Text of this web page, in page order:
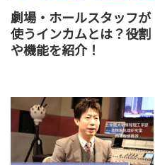
劇場・ホールスタッフが
使うインカムとは？役割
や機能を紹介！